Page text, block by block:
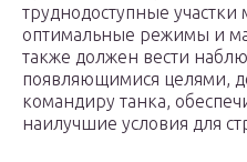
труднодоступные участки
оптимальные режимы и
также должен вести
появляющимися целями,
командиру танка,
наилучшие условия для